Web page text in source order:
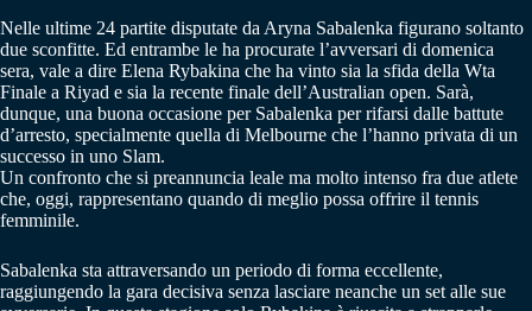
Nelle ultime 24 partite disputate da Aryna Sabalenka figurano soltanto
due sconfitte. Ed entrambe le ha procurate l’avversari di domenica
sera, vale a dire Elena Rybakina che ha vinto sia la sfida della Wta
Finale a Riyad e sia la recente finale dell’Australian open. Sarà,
dunque, una buona occasione per Sabalenka per rifarsi dalle battute
d’arresto, specialmente quella di Melbourne che l’hanno privata di un
successo in uno Slam.
Un confronto che si preannuncia leale ma molto intenso fra due atlete
che, oggi, rappresentano quando di meglio possa offrire il tennis
femminile.
Sabalenka sta attraversando un periodo di forma eccellente,
raggiungendo la gara decisiva senza lasciare neanche un set alle sue